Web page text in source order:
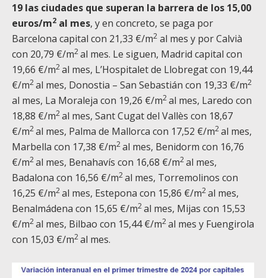
19 las ciudades que superan la barrera de los 15,00
euros/m2 al mes, y en concreto, se paga por
Barcelona capital con 21,33 €/m2 al mes y por Calvià
con 20,79 €/m2al mes. Le siguen, Madrid capital con
19,66 €/m2al mes, L’Hospitalet de Llobregat con 19,44
€/m2al mes, Donostia – San Sebastián con 19,33 €/m2
al mes, La Moraleja con 19,26 €/m2al mes, Laredo con
18,88 €/m2al mes, Sant Cugat del Vallès con 18,67
€/m2al mes, Palma de Mallorca con 17,52 €/m2al mes,
Marbella con 17,38 €/m2al mes, Benidorm con 16,76
€/m2al mes, Benahavís con 16,68 €/m2al mes,
Badalona con 16,56 €/m2al mes, Torremolinos con
16,25 €/m2al mes, Estepona con 15,86 €/m2al mes,
Benalmádena con 15,65 €/m2al mes, Mijas con 15,53
€/m2al mes, Bilbao con 15,44 €/m2al mes y Fuengirola
con 15,03 €/m2al mes.